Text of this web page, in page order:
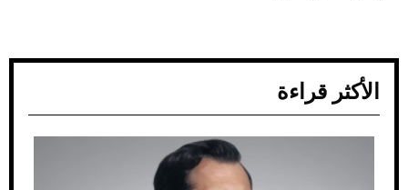
الأكثر قراءة